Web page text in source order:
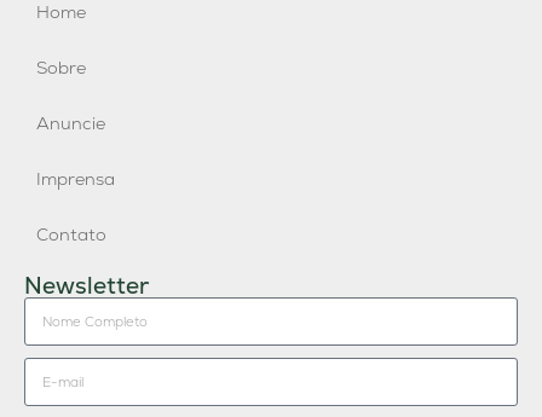
Home
Sobre
Anuncie
Imprensa
Contato
Newsletter